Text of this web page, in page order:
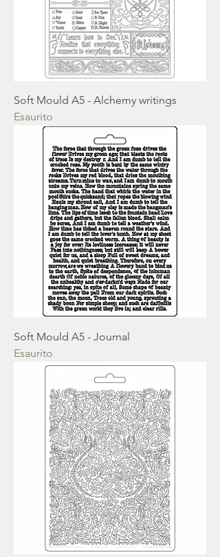
Soft Mould A5 - Alchemy writings
Esaurito
Soft Mould A5 - Journal
Esaurito